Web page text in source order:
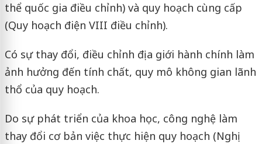
thể quốc gia điều chỉnh) và quy hoạch cùng cấp
(Quy hoạch điện VIII điều chỉnh).
Có sự thay đổi, điều chỉnh địa giới hành chính làm
ảnh hưởng đến tính chất, quy mô không gian lãnh
thổ của quy hoạch.
Do sự phát triển của khoa học, công nghệ làm
thay đổi cơ bản việc thực hiện quy hoạch (Nghị